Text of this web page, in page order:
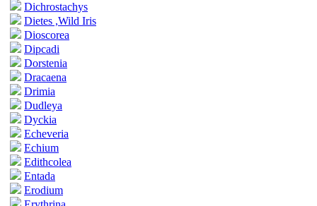
Dichrostachys
Dietes ,Wild Iris
Dioscorea
Dipcadi
Dorstenia
Dracaena
Drimia
Dudleya
Dyckia
Echeveria
Echium
Edithcolea
Entada
Erodium